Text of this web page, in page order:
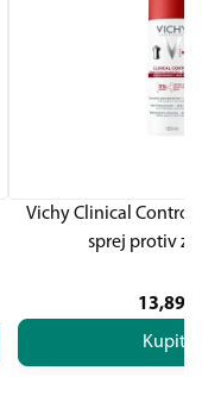
Vichy Clinical Control
sprej protiv
13,89
Kupite